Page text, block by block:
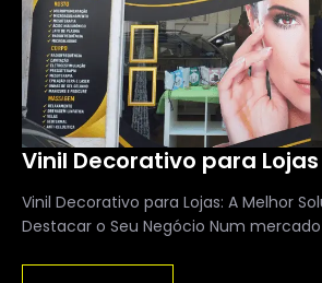
Vinil Decorativo para Lojas
Vinil Decorativo para Lojas: A Melhor
Destacar o Seu Negócio Num